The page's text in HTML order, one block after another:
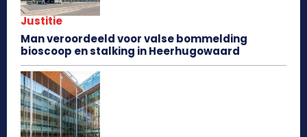
Justitie
Man veroordeeld voor valse bommelding
bioscoop en stalking in Heerhugowaard